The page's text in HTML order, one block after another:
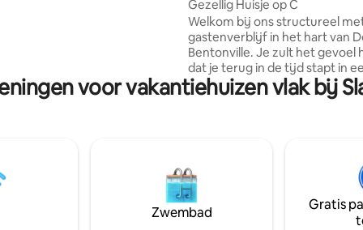
van 10 minuten langs de weg,
tot het strand vindt om
Gezellig Huisje op C
Welkom bij ons structureel
gastenverblijf in het hart van
Bentonville. Je zult het gevoel
dat je terug in de tijd stapt in
historisch gebouw dat volledig
baksteen is gemaakt, maar
Springs Park en paden aan het
het blok, of een korte
het Downtown-plein. We
hoofdhuis op het terrein, maar
het huisje ontworpen om de
voor vakantiehuizen vlak bij
Zwembad
Gratis